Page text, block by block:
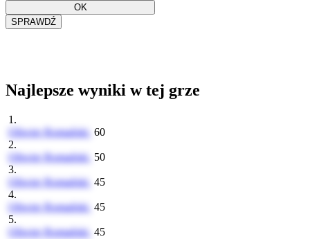
Najlepsze wyniki w tej grze
1.
Oliwier Romański 60
2.
Oliwier Romański 50
3.
Oliwier Romański 45
4.
Oliwier Romański 45
5.
Oliwier Romański 45